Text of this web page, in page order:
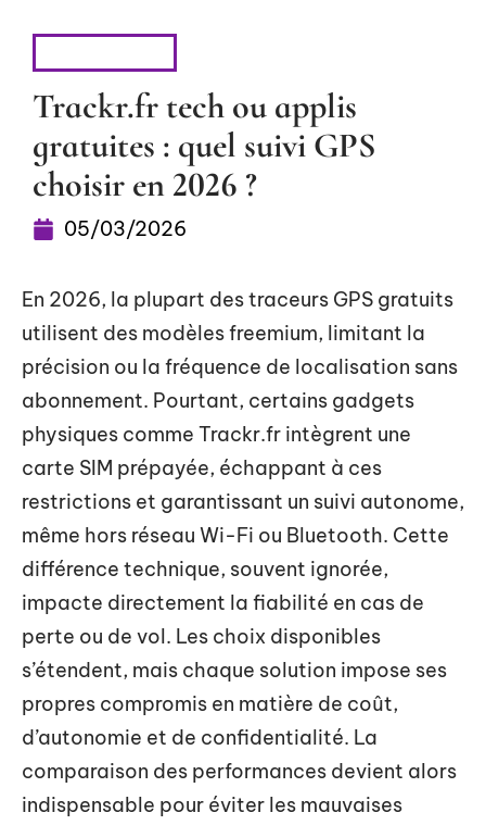
Trackr.fr tech ou applis
gratuites : quel suivi GPS
choisir en 2026 ?
05/03/2026
En 2026, la plupart des traceurs GPS gratuits
utilisent des modèles freemium, limitant la
précision ou la fréquence de localisation sans
abonnement. Pourtant, certains gadgets
physiques comme Trackr.fr intègrent une
carte SIM prépayée, échappant à ces
restrictions et garantissant un suivi autonome,
même hors réseau Wi-Fi ou Bluetooth. Cette
différence technique, souvent ignorée,
impacte directement la fiabilité en cas de
perte ou de vol. Les choix disponibles
s’étendent, mais chaque solution impose ses
propres compromis en matière de coût,
d’autonomie et de confidentialité. La
comparaison des performances devient alors
indispensable pour éviter les mauvaises